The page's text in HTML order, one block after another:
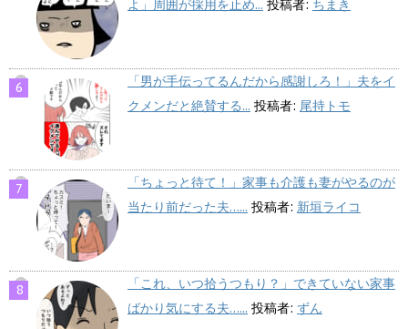
よ」周囲が採用を止め... 投稿者: ちまき
「男が手伝ってるんだから感謝しろ！」夫をイ
クメンだと絶賛する... 投稿者: 尾持トモ
「ちょっと待て！」家事も介護も妻がやるのが
当たり前だった夫…... 投稿者: 新垣ライコ
「これ、いつ拾うつもり？」できていない家事
ばかり気にする夫…... 投稿者: ずん